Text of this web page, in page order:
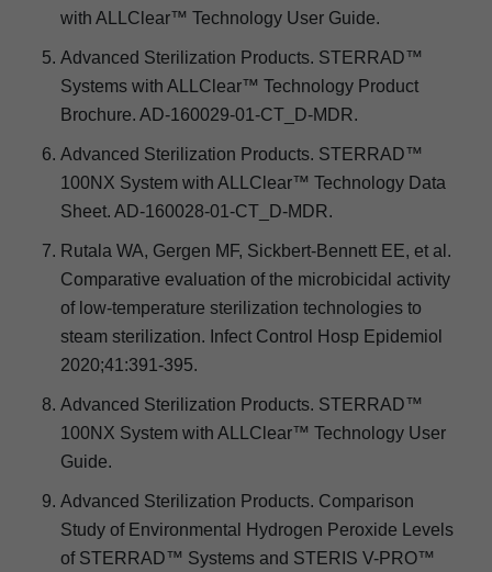
with ALLClear™ Technology User Guide.
Advanced Sterilization Products. STERRAD™
Systems with ALLClear™ Technology Product
Brochure. AD-160029-01-CT_D-MDR.
Advanced Sterilization Products. STERRAD™
100NX System with ALLClear™ Technology Data
Sheet. AD-160028-01-CT_D-MDR.
Rutala WA, Gergen MF, Sickbert-Bennett EE, et al.
Comparative evaluation of the microbicidal activity
of low-temperature sterilization technologies to
steam sterilization. Infect Control Hosp Epidemiol
2020;41:391-395.
Advanced Sterilization Products. STERRAD™
100NX System with ALLClear™ Technology User
Guide.
Advanced Sterilization Products. Comparison
Study of Environmental Hydrogen Peroxide Levels
of STERRAD™ Systems and STERIS V-PRO™